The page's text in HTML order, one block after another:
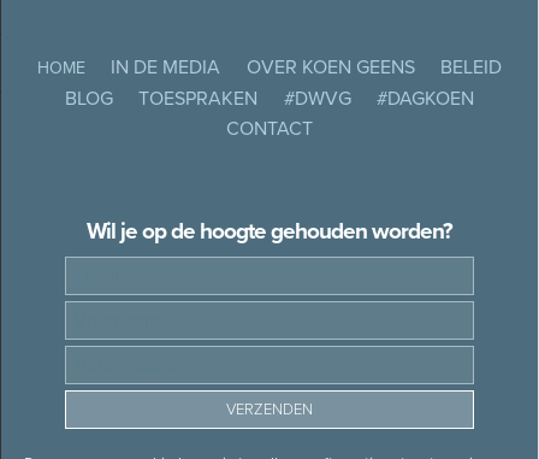
HOME IN DE MEDIA OVER KOEN GEENS
BELEID
BLOG
TOESPRAKEN #DWVG
#DAGKOEN
CONTACT
Wil je op de hoogte gehouden worden?